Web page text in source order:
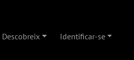
Descobreix Identificar-se